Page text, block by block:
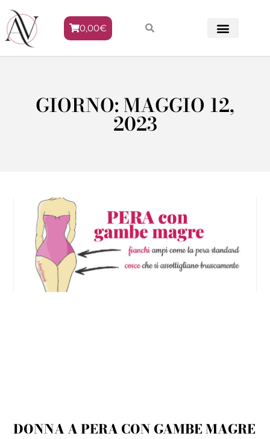
0,00€
GIORNO: MAGGIO 12,
2023
DONNA A PERA CON GAMBE MAGRE